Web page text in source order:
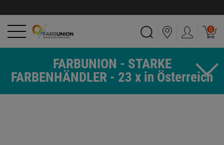
0
FARBUNION - STARKE
FARBENHÄNDLER - 23 x in Österreich